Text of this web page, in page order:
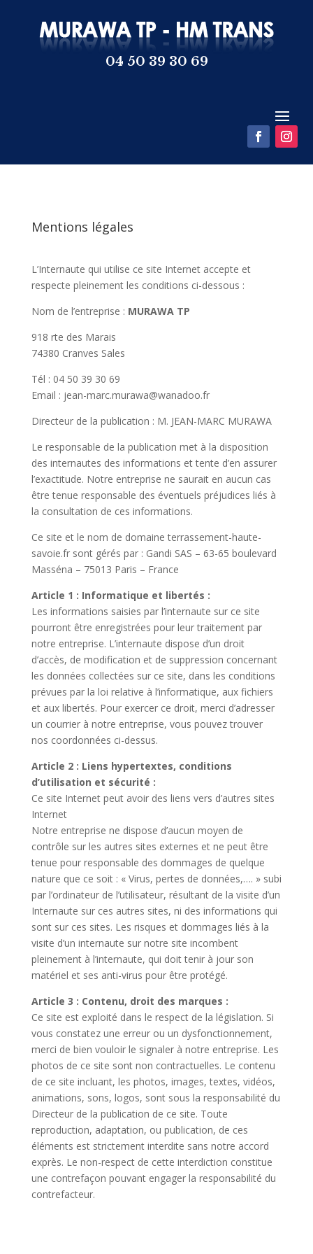
04 50 39 30 69
Mentions légales
L’Internaute qui utilise ce site Internet accepte et
respecte pleinement les conditions ci-dessous :
Nom de l’entreprise : MURAWA TP
918 rte des Marais
74380 Cranves Sales
Tél : 04 50 39 30 69
Email : jean-marc.murawa@wanadoo.fr
Directeur de la publication : M. JEAN-MARC MURAWA
Le responsable de la publication met à la disposition
des internautes des informations et tente d’en assurer
l’exactitude. Notre entreprise ne saurait en aucun cas
être tenue responsable des éventuels préjudices liés à
la consultation de ces informations.
Ce site et le nom de domaine terrassement-haute-
savoie.fr sont gérés par : Gandi SAS – 63-65 boulevard
Masséna – 75013 Paris – France
Article 1 : Informatique et libertés :
Les informations saisies par l’internaute sur ce site
pourront être enregistrées pour leur traitement par
notre entreprise. L’internaute dispose d’un droit
d’accès, de modification et de suppression concernant
les données collectées sur ce site, dans les conditions
prévues par la loi relative à l’informatique, aux fichiers
et aux libertés. Pour exercer ce droit, merci d’adresser
un courrier à notre entreprise, vous pouvez trouver
nos coordonnées ci-dessus.
Article 2 : Liens hypertextes, conditions
d’utilisation et sécurité :
Ce site Internet peut avoir des liens vers d’autres sites
Internet
Notre entreprise ne dispose d’aucun moyen de
contrôle sur les autres sites externes et ne peut être
tenue pour responsable des dommages de quelque
nature que ce soit : « Virus, pertes de données,…. » subi
par l’ordinateur de l’utilisateur, résultant de la visite d’un
Internaute sur ces autres sites, ni des informations qui
sont sur ces sites. Les risques et dommages liés à la
visite d’un internaute sur notre site incombent
pleinement à l’internaute, qui doit tenir à jour son
matériel et ses anti-virus pour être protégé.
Article 3 : Contenu, droit des marques :
Ce site est exploité dans le respect de la législation. Si
vous constatez une erreur ou un dysfonctionnement,
merci de bien vouloir le signaler à notre entreprise. Les
photos de ce site sont non contractuelles. Le contenu
de ce site incluant, les photos, images, textes, vidéos,
animations, sons, logos, sont sous la responsabilité du
Directeur de la publication de ce site. Toute
reproduction, adaptation, ou publication, de ces
éléments est strictement interdite sans notre accord
exprès. Le non-respect de cette interdiction constitue
une contrefaçon pouvant engager la responsabilité du
contrefacteur.